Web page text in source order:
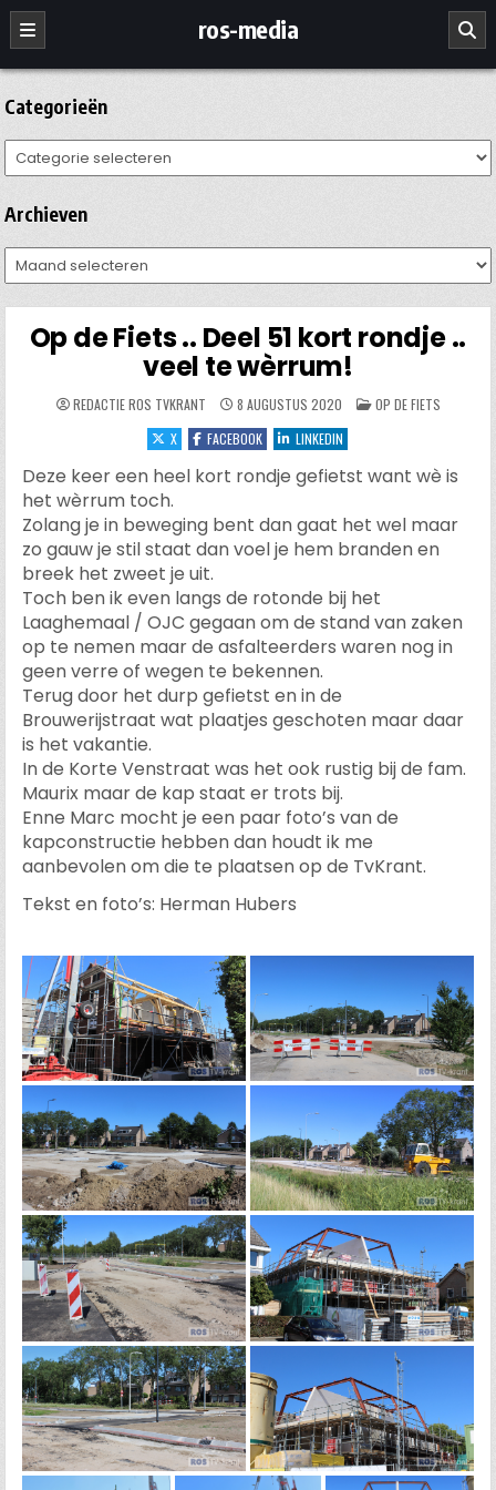
Ga
naar
de
inhoud
ros-media
Categorieën
Categorieën
Archieven
Archieven
Op de Fiets .. Deel 51 kort rondje ..
veel te wèrrum!
REDACTIE ROS TVKRANT 8 AUGUSTUS 2020 GEPLAATST
IN
OP DE FIETS
X
FACEBOOK LINKEDIN
Deze keer een heel kort rondje gefietst want wè is
het wèrrum toch.
Zolang je in beweging bent dan gaat het wel maar
zo gauw je stil staat dan voel je hem branden en
breek het zweet je uit.
Toch ben ik even langs de rotonde bij het
Laaghemaal / OJC gegaan om de stand van zaken
op te nemen maar de asfalteerders waren nog in
geen verre of wegen te bekennen.
Terug door het durp gefietst en in de
Brouwerijstraat wat plaatjes geschoten maar daar
is het vakantie.
In de Korte Venstraat was het ook rustig bij de fam.
Maurix maar de kap staat er trots bij.
Enne Marc mocht je een paar foto’s van de
kapconstructie hebben dan houdt ik me
aanbevolen om die te plaatsen op de TvKrant.
Tekst en foto’s: Herman Hubers